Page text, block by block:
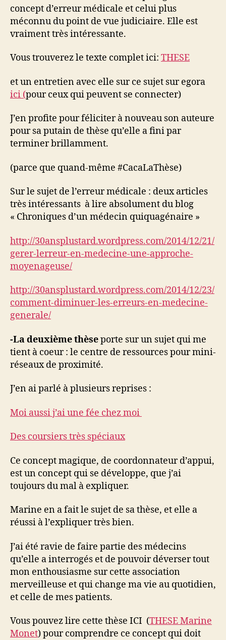
concept d’erreur médicale et celui plus
méconnu du point de vue judiciaire. Elle est
vraiment très intéressante.
Vous trouverez le texte complet ici: THESE
et un entretien avec elle sur ce sujet sur egora
ici (pour ceux qui peuvent se connecter)
J’en profite pour féliciter à nouveau son auteure
pour sa putain de thèse qu’elle a fini par
terminer brillamment.
(parce que quand-même #CacaLaThèse)
Sur le sujet de l’erreur médicale : deux articles
très intéressants à lire absolument du blog
« Chroniques d’un médecin quiquagénaire »
http://30ansplustard.wordpress.com/2014/12/21/
gerer-lerreur-en-medecine-une-approche-
moyenageuse/
http://30ansplustard.wordpress.com/2014/12/23/
comment-diminuer-les-erreurs-en-medecine-
generale/
-La deuxième thèseporte sur un sujet qui me
tient à coeur : le centre de ressources pour mini-
réseaux de proximité.
J’en ai parlé à plusieurs reprises :
Moi aussi j’ai une fée chez moi
Des coursiers très spéciaux
Ce concept magique, de coordonnateur d’appui,
est un concept qui se développe, que j’ai
toujours du mal à expliquer.
Marine en a fait le sujet de sa thèse, et elle a
réussi à l’expliquer très bien.
J’ai été ravie de faire partie des médecins
qu’elle a interrogés et de pouvoir déverser tout
mon enthousiasme sur cette association
merveilleuse et qui change ma vie au quotidien,
et celle de mes patients.
Vous pouvez lire cette thèse ICI (THESE Marine
Monet) pour comprendre ce concept qui doit